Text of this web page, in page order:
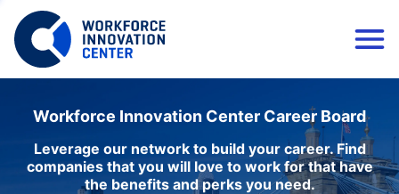
Workforce Innovation Center Career Board
Leverage our network to build your career. Find
companies that you will love to work for that have
the benefits and perks you need.